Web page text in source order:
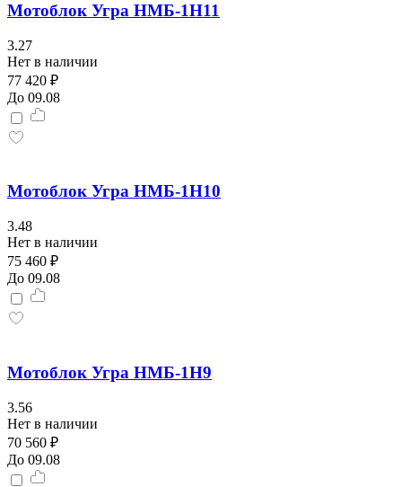
Мотоблок Угра НМБ-1Н11
3.27
Нет в наличии
77 420 ₽
До 09.08
Мотоблок Угра НМБ-1Н10
3.48
Нет в наличии
75 460 ₽
До 09.08
Мотоблок Угра НМБ-1Н9
3.56
Нет в наличии
70 560 ₽
До 09.08